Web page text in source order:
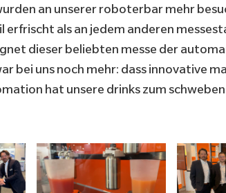
an unserer roboterbar mehr
erfrischt als an jedem anderen
dieser beliebten messe der
bei uns noch mehr: dass innovative
hat unsere drinks zum